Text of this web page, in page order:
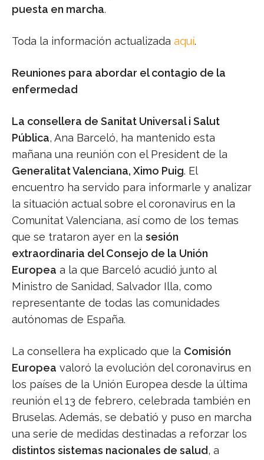
puesta en marcha.
Toda la información actualizada aquí.
Reuniones para abordar el contagio de la
enfermedad
La consellera de Sanitat Universal i Salut
Pública, Ana Barceló, ha mantenido esta
mañana una reunión con el President de la
Generalitat Valenciana, Ximo Puig. El
encuentro ha servido para informarle y analizar
la situación actual sobre el coronavirus en la
Comunitat Valenciana, así como de los temas
que se trataron ayer en la sesión
extraordinaria del Consejo de la Unión
Europea a la que Barceló acudió junto al
Ministro de Sanidad, Salvador Illa, como
representante de todas las comunidades
autónomas de España.
La consellera ha explicado que la Comisión
Europea valoró la evolución del coronavirus en
los países de la Unión Europea desde la última
reunión el 13 de febrero, celebrada también en
Bruselas. Además, se debatió y puso en marcha
una serie de medidas destinadas a reforzar los
distintos sistemas nacionales de salud, a